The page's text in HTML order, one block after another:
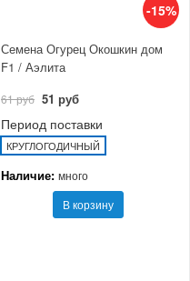
-15%
Семена Огурец Окошкин дом
F1 / Аэлита
61 руб 51 руб
Период поставки
КРУГЛОГОДИЧНЫЙ
Наличие: много
В корзину